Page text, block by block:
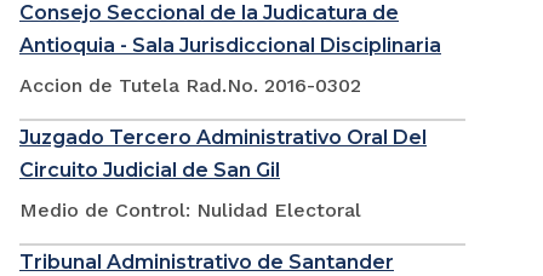
Consejo Seccional de la Judicatura de
Antioquia - Sala Jurisdiccional Disciplinaria
Accion de Tutela Rad.No. 2016-0302
Juzgado Tercero Administrativo Oral Del
Circuito Judicial de San Gil
Medio de Control: Nulidad Electoral
Tribunal Administrativo de Santander